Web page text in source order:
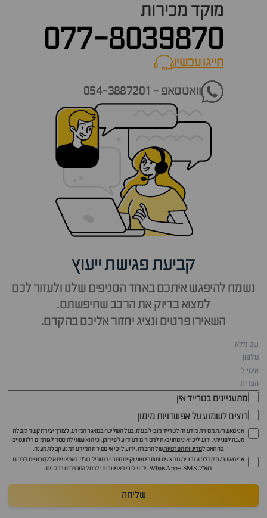
מוקד מכירות
077-8039870
חייגו עכשיוcall now
וואטסאפ - 054-3887201
קביעת פגישת ייעוץ
נשמח להיפגש איתכם באחד הסניפים שלנו ולעזור לכם
למצוא בדיוק את הרכב שחיפשתם.
השאירו פרטים ונציג יחזור אליכם בהקדם.
מתעניינים בטרייד אין
רוצים לשמוע על אפשרויות מימון
אני מאשר/ת מסירת מידע זה לטרייד מוביל בע"מ, בעל השליטה במאגר המידע, לצורך יצירת קשר וקבלת
מענה לפנייתי. ידוע לי כי איני מחויב/ת למסור מידע זה על פי חוק, וכי הוא עשוי להימסר לגורמים רלוונטיים
בהתאם למדיניות הפרטיותשל החברה. ידוע לי כי אי מסירת המידע תמנע קבלת מענה.
אני מאשר/ת קבלת עדכונים, מבצעים וחומרים שיווקיים מטרייד מוביל בע"מ באמצעים אלקטרוניים לרבות
דוא״ל, SMS ו-WhatsApp. ידוע לי כי באפשרותי לבטל הסכמה זו בכל עת.
שליחה